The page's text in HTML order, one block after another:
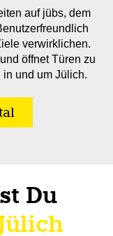
auf jübs, dem
verwirklichen.
und öffnet Türen zu
und um Jülich.
Du